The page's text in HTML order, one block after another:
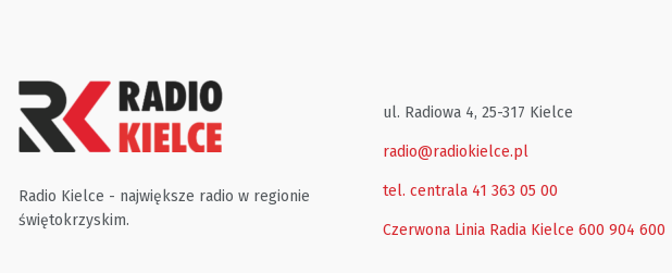
Radio Kielce - największe radio w regionie
świętokrzyskim.
ul. Radiowa 4, 25-317 Kielce
radio@radiokielce.pl
tel. centrala 41 363 05 00
Czerwona Linia Radia Kielce 600 904 600